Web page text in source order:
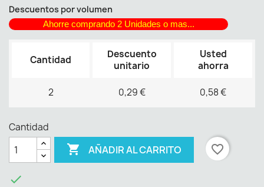
Descuentos por volumen
Ahorre comprando 2 Unidades o mas...
Cantidad
Descuento
unitario
Usted
ahorra
2 0,29 € 0,58 €
Cantidad
 AÑADIR AL CARRITO favorite_border
